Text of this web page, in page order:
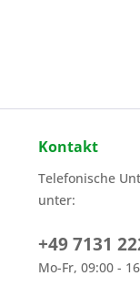
Kontakt
Telefonische
unter:
+49 7131
Mo-Fr, 09:00 -